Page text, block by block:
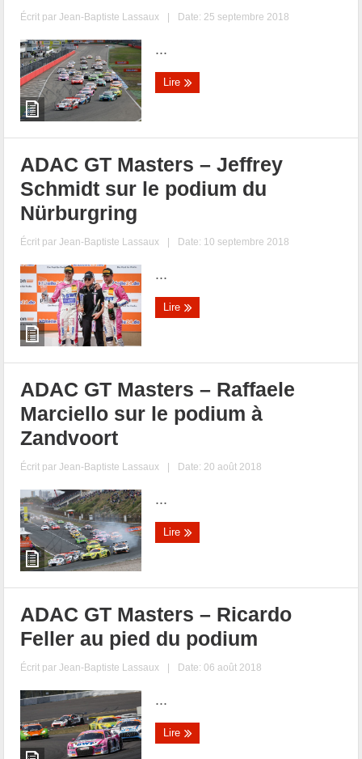
Écrit parJean-Baptiste Lassaux | Date: 25 septembre 2018
...
Lire
ADAC GT Masters – Jeffrey
Schmidt sur le podium du
Nürburgring
Écrit parJean-Baptiste Lassaux | Date: 10 septembre 2018
...
Lire
ADAC GT Masters – Raffaele
Marciello sur le podium à
Zandvoort
Écrit parJean-Baptiste Lassaux | Date: 20 août 2018
...
Lire
ADAC GT Masters – Ricardo
Feller au pied du podium
Écrit parJean-Baptiste Lassaux | Date: 06 août 2018
...
Lire